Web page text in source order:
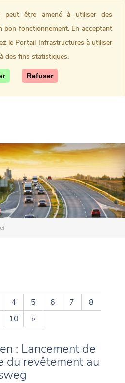
4 5 6 7
8
10 »
: Lancement de
du revêtement au
peut être amené à utiliser des
bon fonctionnement. En acceptant
le Portail Infrastructures à utiliser
des fins statistiques.
Refuser